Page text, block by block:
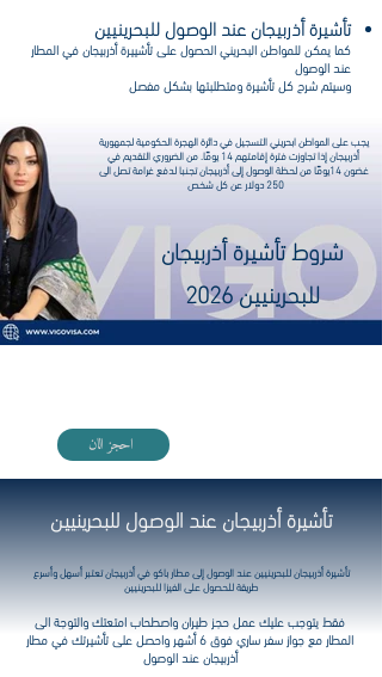
تأشيرة أذربيجان عند الوصول للبحرينيين
كما يمكن للمواطن البحريني الحصول على تأشييرة أذربيجان في المطار
عند الوصول
وسيتم شرح كل تأشيرة ومتطلبتها بشكل مفصل
يجب على المواطن ابحريني التسجيل في دائرة الهجرة الحكومية لجمهورية
أذربيجان إذا تجاوزت فترة إقامتهم 14 يومًا. من الضروري التقديم في
غضون 14يومًا من لحظة الوصول إلى أذربيجان تجنبا لدفع غرامة تصل الى
250 دولار عن كل شخص
شروط تأشيرة أذربيجان
للبحرينيين 2026
احجز الان
تأشيرة أذربيجان عند الوصول للبحرينيين
تأشيرة أذربيجانللبحرينيينعند الوصول إلى مطار باكو في أذربيجان تعتبر أسهل وأسرع
طريقة للحصول على الفيزاللبحرينيين
فقط يتوجب عليك عمل حجز طيران واصطحاب امتعتك والتوجة الى
المطار مع جواز سفر ساري فوق 6 أشهر واحصل على تأشيرتك في مطار
أذربيجان عند الوصول